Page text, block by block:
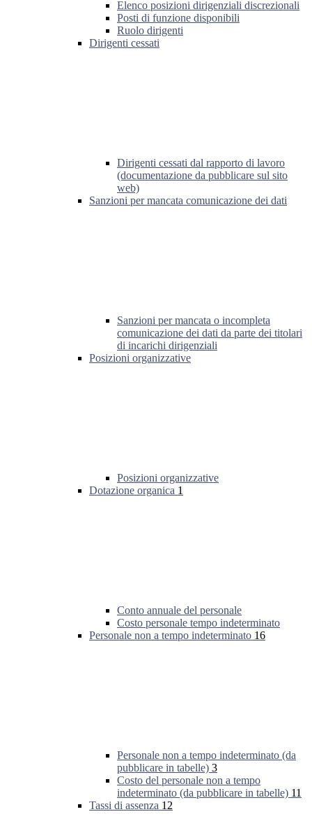
Elenco posizioni dirigenziali discrezionali
Posti di funzione disponibili
Ruolo dirigenti
Dirigenti cessati
Dirigenti cessati dal rapporto di lavoro
(documentazione da pubblicare sul sito
web)
Sanzioni per mancata comunicazione dei dati
Sanzioni per mancata o incompleta
comunicazione dei dati da parte dei titolari
di incarichi dirigenziali
Posizioni organizzative
Posizioni organizzative
Dotazione organica 1
Conto annuale del personale
Costo personale tempo indeterminato
Personale non a tempo indeterminato 16
Personale non a tempo indeterminato (da
pubblicare in tabelle) 3
Costo del personale non a tempo
indeterminato (da pubblicare in tabelle) 11
Tassi di assenza 12